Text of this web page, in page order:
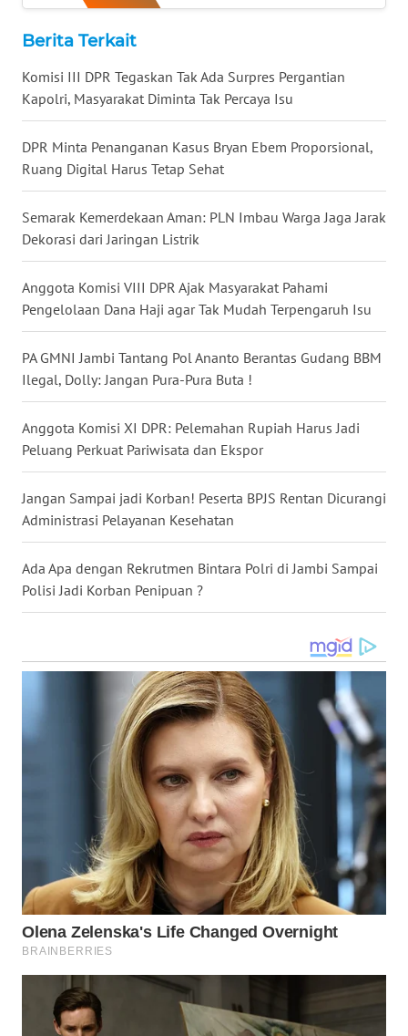
Berita Terkait
Komisi III DPR Tegaskan Tak Ada Surpres Pergantian
Kapolri, Masyarakat Diminta Tak Percaya Isu
DPR Minta Penanganan Kasus Bryan Ebem Proporsional,
Ruang Digital Harus Tetap Sehat
Semarak Kemerdekaan Aman: PLN Imbau Warga Jaga Jarak
Dekorasi dari Jaringan Listrik
Anggota Komisi VIII DPR Ajak Masyarakat Pahami
Pengelolaan Dana Haji agar Tak Mudah Terpengaruh Isu
PA GMNI Jambi Tantang Pol Ananto Berantas Gudang BBM
Ilegal, Dolly: Jangan Pura-Pura Buta !
Anggota Komisi XI DPR: Pelemahan Rupiah Harus Jadi
Peluang Perkuat Pariwisata dan Ekspor
Jangan Sampai jadi Korban! Peserta BPJS Rentan Dicurangi
Administrasi Pelayanan Kesehatan
Ada Apa dengan Rekrutmen Bintara Polri di Jambi Sampai
Polisi Jadi Korban Penipuan ?
BOGOR
WN
DEPOK
TAPANULI
UTARA
WN
SAMOSIR
WN
PADANG
LAWAS
WN
SERIBU
INDRAMAYU
WN
KUNINGAN
WN
MAJALENGKA
WN